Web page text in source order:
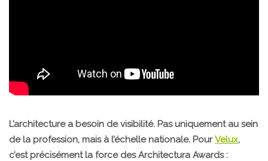
L’architecture a besoin de visibilité. Pas uniquement au sein
de la profession, mais à l’échelle nationale. PourVelux,
c’est précisément la force des Architectura Awards :